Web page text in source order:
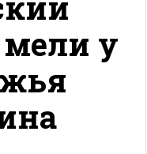
мели у